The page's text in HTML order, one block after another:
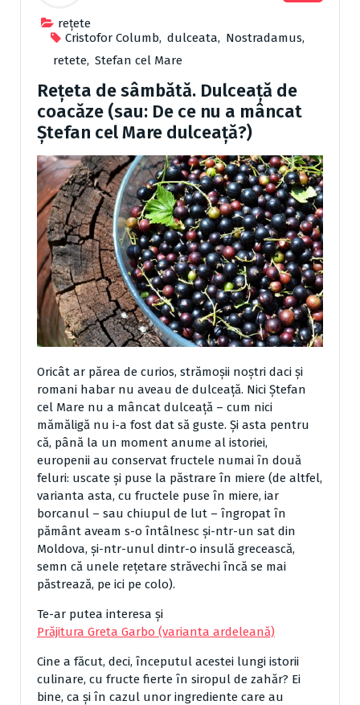
reţete
Cristofor Columb, dulceata, Nostradamus,
retete, Stefan cel Mare
Rețeta de sâmbătă. Dulceață de
coacăze (sau: De ce nu a mâncat
Ștefan cel Mare dulceață?)
Oricât ar părea de curios, strămoșii noștri daci și
romani habar nu aveau de dulceață. Nici Ștefan
cel Mare nu a mâncat dulceață – cum nici
mămăligă nu i-a fost dat să guste. Și asta pentru
că, până la un moment anume al istoriei,
europenii au conservat fructele numai în două
feluri: uscate și puse la păstrare în miere (de altfel,
varianta asta, cu fructele puse în miere, iar
borcanul – sau chiupul de lut – îngropat în
pământ aveam s-o întâlnesc și-ntr-un sat din
Moldova, și-ntr-unul dintr-o insulă grecească,
semn că unele rețetare străvechi încă se mai
păstrează, pe ici pe colo).
Te-ar putea interesa și
Prăjitura Greta Garbo (varianta ardeleană)
Cine a făcut, deci, începutul acestei lungi istorii
culinare, cu fructe fierte în siropul de zahăr? Ei
bine, ca și în cazul unor ingrediente care au